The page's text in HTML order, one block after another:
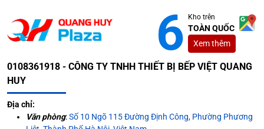
Kho trên
TOÀN QUỐC
Xem thêm
0108361918 - CÔNG TY TNHH THIẾT BỊ BẾP VIỆT QUANG
HUY
Địa chỉ:
Văn phòng:Số 10 Ngõ 115 Đường Định Công, Phường Phương